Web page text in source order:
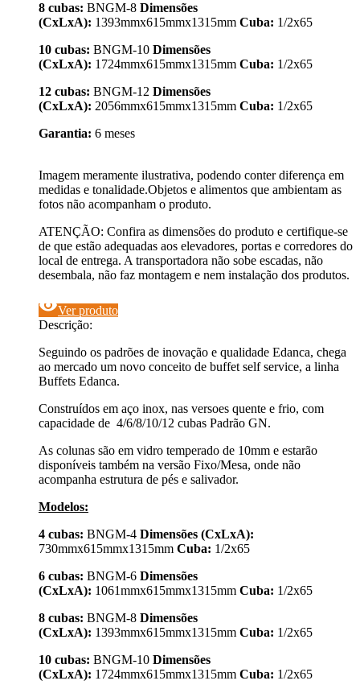
8 cubas: BNGM-8 Dimensões
(CxLxA): 1393mmx615mmx1315mm Cuba: 1/2x65
10 cubas: BNGM-10 Dimensões
(CxLxA): 1724mmx615mmx1315mm Cuba: 1/2x65
12 cubas: BNGM-12 Dimensões
(CxLxA): 2056mmx615mmx1315mm Cuba: 1/2x65
Garantia: 6 meses
Imagem meramente ilustrativa, podendo conter diferença em
medidas e tonalidade.Objetos e alimentos que ambientam as
fotos não acompanham o produto.
ATENÇÃO: Confira as dimensões do produto e certifique-se
de que estão adequadas aos elevadores, portas e corredores do
local de entrega. A transportadora não sobe escadas, não
desembala, não faz montagem e nem instalação dos produtos.
visibilityVer produto
Descrição:
Seguindo os padrões de inovação e qualidade Edanca, chega
ao mercado um novo conceito de buffet self service, a linha
Buffets Edanca.
Construídos em aço inox, nas versoes quente e frio, com
capacidade de 4/6/8/10/12 cubas Padrão GN.
As colunas são em vidro temperado de 10mm e estarão
disponíveis também na versão Fixo/Mesa, onde não
acompanha estrutura de pés e salivador.
Modelos:
4 cubas: BNGM-4 Dimensões (CxLxA):
730mmx615mmx1315mm Cuba: 1/2x65
6 cubas: BNGM-6 Dimensões
(CxLxA): 1061mmx615mmx1315mm Cuba: 1/2x65
8 cubas: BNGM-8 Dimensões
(CxLxA): 1393mmx615mmx1315mm Cuba: 1/2x65
10 cubas: BNGM-10 Dimensões
(CxLxA): 1724mmx615mmx1315mm Cuba: 1/2x65